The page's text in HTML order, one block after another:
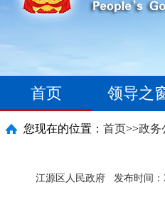
首页 领导之
您现在的位置： 首页>>政务
江源区人民政府 发布时间：